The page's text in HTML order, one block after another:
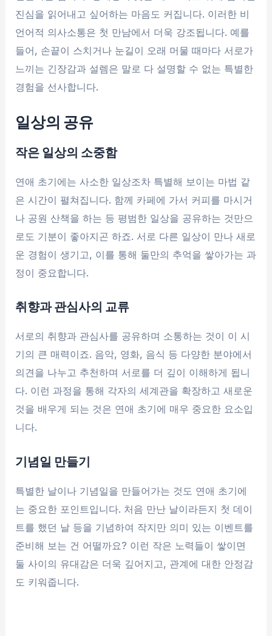
진심을 읽어내고 싶어하는 마음도 커집니다. 이러한 비
언어적 의사소통은 첫 만남에서 더욱 강조됩니다. 예를
들어, 손끝이 스치거나 눈길이 오래 머물 때마다 서로가
느끼는 긴장감과 설렘은 말로 다 설명할 수 없는 특별한
경험을 선사합니다.
일상의 공유
작은 일상의 소중함
연애 초기에는 사소한 일상조차 특별해 보이는 마법 같
은 시간이 펼쳐집니다. 함께 카페에 가서 커피를 마시거
나 공원 산책을 하는 등 평범한 일상을 공유하는 것만으
로도 기분이 좋아지곤 하죠. 서로 다른 일상이 만나 새로
운 경험이 생기고, 이를 통해 둘만의 추억을 쌓아가는 과
정이 중요합니다.
취향과 관심사의 교류
서로의 취향과 관심사를 공유하며 소통하는 것이 이 시
기의 큰 매력이죠. 음악, 영화, 음식 등 다양한 분야에서
의견을 나누고 추천하며 서로를 더 깊이 이해하게 됩니
다. 이런 과정을 통해 각자의 세계관을 확장하고 새로운
것을 배우게 되는 것은 연애 초기에 매우 중요한 요소입
니다.
기념일 만들기
특별한 날이나 기념일을 만들어가는 것도 연애 초기에
는 중요한 포인트입니다. 처음 만난 날이라든지 첫 데이
트를 했던 날 등을 기념하여 작지만 의미 있는 이벤트를
준비해 보는 건 어떨까요? 이런 작은 노력들이 쌓이면
둘 사이의 유대감은 더욱 깊어지고, 관계에 대한 안정감
도 키워줍니다.